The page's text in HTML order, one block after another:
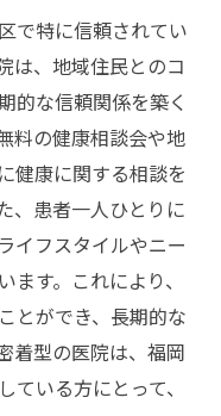
で特に信頼されてい
は、地域住民とのコ
的な信頼関係を築く
料の健康相談会や地
健康に関する相談を
、患者一人ひとりに
イフスタイルやニー
す。これにより、
とができ、長期的な
着型の医院は、福岡
いる方にとって、